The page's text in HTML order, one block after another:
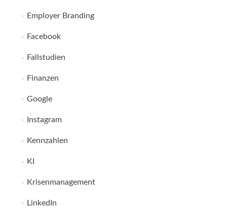
Employer Branding
Facebook
Fallstudien
Finanzen
Google
Instagram
Kennzahlen
KI
Krisenmanagement
LinkedIn